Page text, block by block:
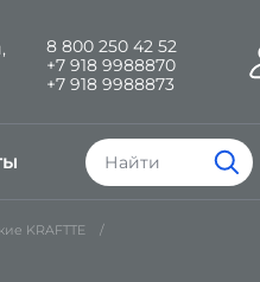
8 800 250 42 52
+7 918 9988870
+7 918 9988873
KRAFTTE